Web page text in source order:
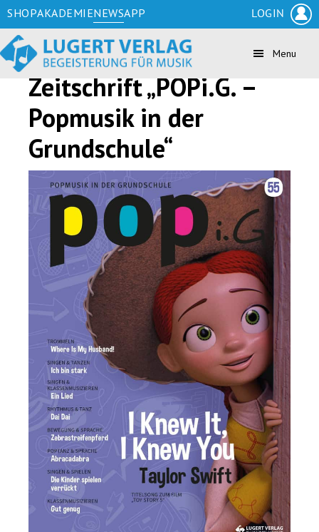
Zum
Inhalt
springen
Skip
to
secondary
navigation
Zur
Fußzeile
springen
Menu
Zeitschrift „POPi.G. –
Popmusik in der
Grundschule“
SHOPAKADEMIENEWSAPP LOGIN